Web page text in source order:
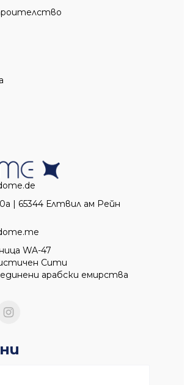
| 65344 Елтвил ам Рейн
WA-47
Сити
арабски емирства